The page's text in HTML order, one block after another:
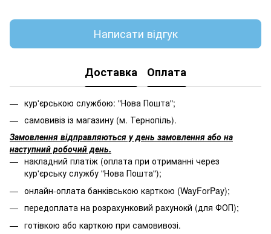
Написати відгук
Доставка Оплата
кур'єрською службою: "Нова Пошта";
самовивіз із магазину (м. Тернопіль).
Замовлення відправляються у день замовлення або на
наступний робочий день.
накладний платіж (оплата при отриманні через
кур'єрську службу "Нова Пошта");
онлайн-оплата банківською карткою (WayForPay);
передоплата на розрахунковий рахунокй (для ФОП);
готівкою або карткою при самовивозі.